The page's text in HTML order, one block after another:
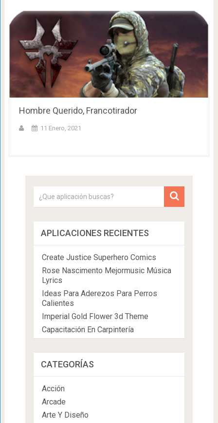
Hombre Querido, Francotirador
11 Enero, 2021
APLICACIONES RECIENTES
Create Justice Superhero Comics
Rose Nascimento Mejormusic Música
Lyrics
Ideas Para Aderezos Para Perros
Calientes
Imperial Gold Flower 3d Theme
Capacitación En Carpintería
CATEGORÍAS
Acción
Arcade
Arte Y Diseño